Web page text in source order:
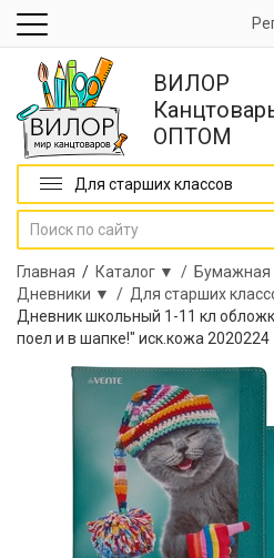
ВИЛОР
ОПТОМ
Для старших классов
Главная / Каталог ▼ /
Дневники ▼ / Для старших
Дневник школьный 1-11 кл
поел и в шапке!" иск.кожа 2020224